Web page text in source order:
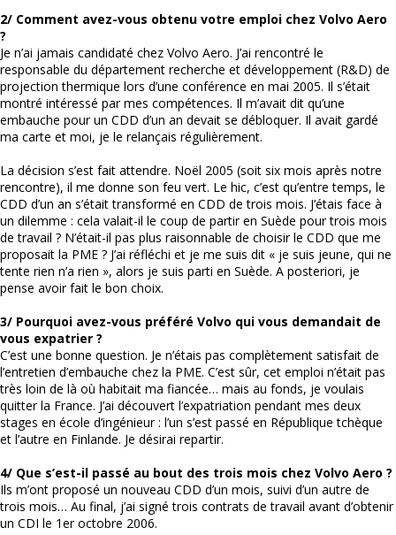
2/ Comment avez-vous obtenu votre emploi chez Volvo Aero
?
Je n’ai jamais candidaté chez Volvo Aero. J’ai rencontré le
responsable du département recherche et développement (R&D) de
projection thermique lors d’une conférence en mai 2005. Il s’était
montré intéressé par mes compétences. Il m’avait dit qu’une
embauche pour un CDD d’un an devait se débloquer. Il avait gardé
ma carte et moi, je le relançais régulièrement.
La décision s’est fait attendre. Noël 2005 (soit six mois après notre
rencontre), il me donne son feu vert. Le hic, c’est qu’entre temps, le
CDD d’un an s’était transformé en CDD de trois mois. J’étais face à
un dilemme : cela valait-il le coup de partir en Suède pour trois mois
de travail ? N’était-il pas plus raisonnable de choisir le CDD que me
proposait la PME ? J’ai réfléchi et je me suis dit « je suis jeune, qui ne
tente rien n’a rien », alors je suis parti en Suède. A posteriori, je
pense avoir fait le bon choix.
3/ Pourquoi avez-vous préféré Volvo qui vous demandait de
vous expatrier ?
C’est une bonne question. Je n’étais pas complètement satisfait de
l’entretien d’embauche chez la PME. C’est sûr, cet emploi n’était pas
très loin de là où habitait ma fiancée… mais au fonds, je voulais
quitter la France. J’ai découvert l’expatriation pendant mes deux
stages en école d’ingénieur : l’un s’est passé en République tchèque
et l’autre en Finlande. Je désirai repartir.
4/ Que s’est-il passé au bout des trois mois chez Volvo Aero ?
Ils m’ont proposé un nouveau CDD d’un mois, suivi d’un autre de
trois mois… Au final, j’ai signé trois contrats de travail avant d’obtenir
un CDI le 1er octobre 2006.